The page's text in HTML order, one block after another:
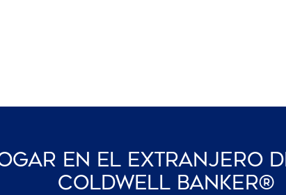
En El Extranjero
Coldwell Banker®